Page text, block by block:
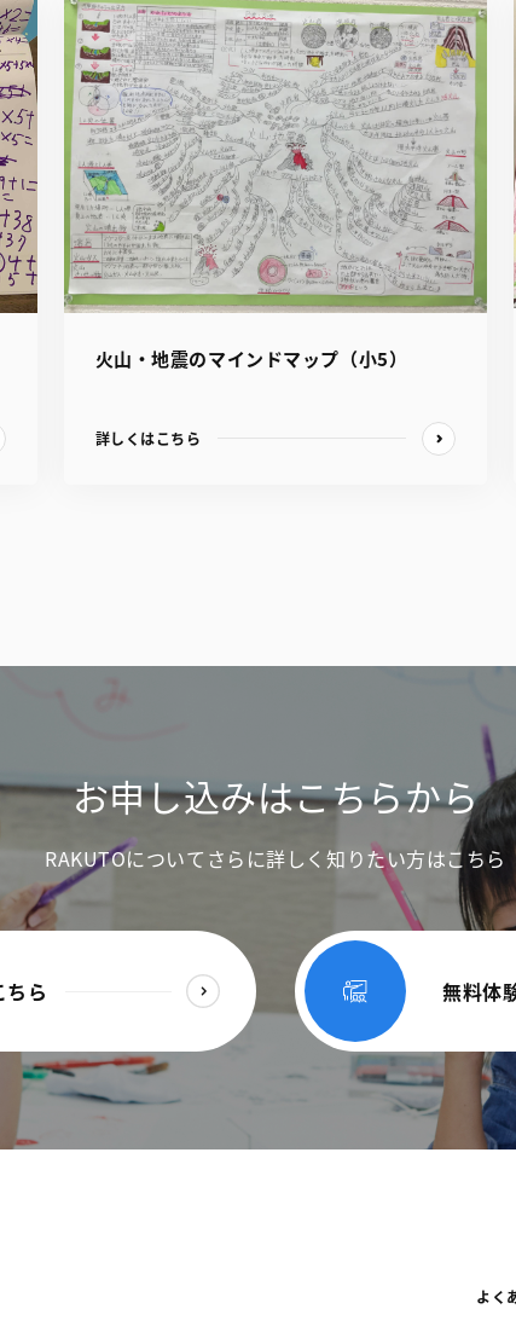
火山・地震のマインドマップ（小5）
詳しくはこちら
お申し込みはこちらから
RAKUTOについてさらに詳しく知りたい方はこちら
ら 無料体
よく